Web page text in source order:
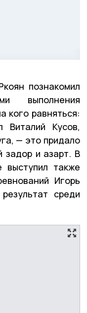
познакомил
выполнения
кого равняться:
Виталий Кусов,
— это придало
задор и азарт. В
выступил также
Игорь
среди